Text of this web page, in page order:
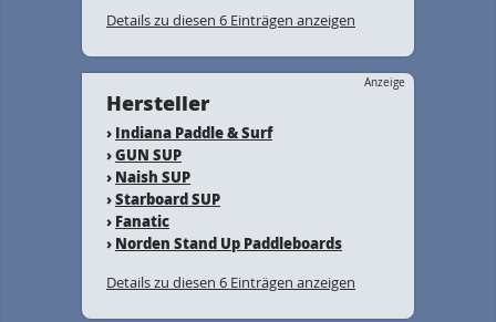
Details zu diesen 6 Einträgen anzeigen
Anzeige
Hersteller
› Indiana Paddle & Surf
›GUN SUP
› Naish SUP
›Starboard SUP
› Fanatic
› Norden Stand Up Paddleboards
Details zu diesen 6 Einträgen anzeigen